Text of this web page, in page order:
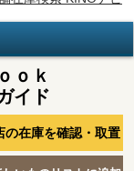
ｏｋ
イド